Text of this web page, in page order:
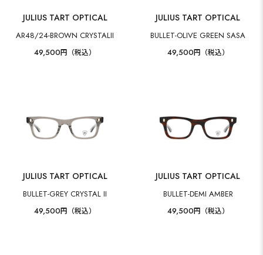
JULIUS TART OPTICAL
AR48/24-BROWN CRYSTALII
49,500円（税込）
JULIUS TART OPTICAL
BULLET-OLIVE GREEN SASA
49,500円（税込）
JULIUS TART OPTICAL
BULLET-GREY CRYSTAL II
49,500円（税込）
JULIUS TART OPTICAL
BULLET-DEMI AMBER
49,500円（税込）